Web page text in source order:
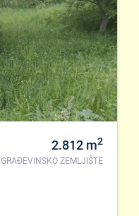
2.812 m2
GRAĐEVINSKO ZEMLJIŠTE